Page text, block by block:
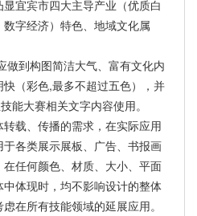
宜宾市四大主导产业（优质白
字经济）特色、地域文化属
做到构图简洁大气、富有文化内
（彩色,最多不超过五色），并
能大赛相关文字内容使用。
转载、传播的需求，在实际应用
各类展示展板、广告、书报画
任何颜色、材质、大小、平面
体现时，均不影响设计的整体
在所有技能领域的延展应用。